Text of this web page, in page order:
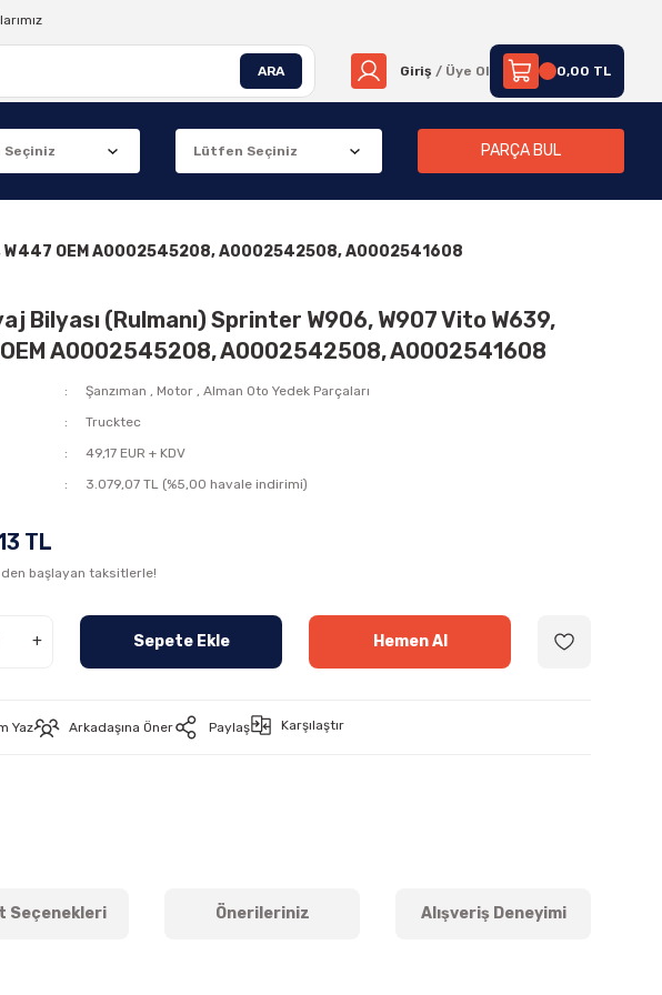
ARA Giriş / Üye Ol 0,00 TL
PARÇA BUL
W447 OEM A0002545208, A0002542508, A0002541608
Bilyası (Rulmanı) Sprinter W906, W907 Vito W639,
A0002545208, A0002542508, A0002541608
Şanzıman , Motor ,Alman Oto Yedek Parçaları
Trucktec
49,17 EUR + KDV
3.079,07 TL (%5,00 havale indirimi)
TL
başlayan taksitlerle!
+ Sepete Ekle Hemen Al
Yaz Arkadaşına Öner Paylaş Karşılaştır
Seçenekleri Önerileriniz Alışveriş Deneyimi